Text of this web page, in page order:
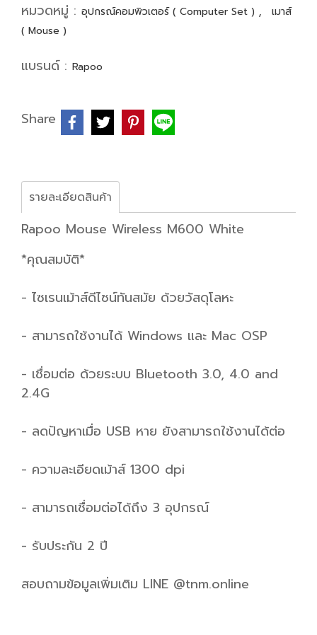
หมวดหมู่ : อุปกรณ์คอมพิวเตอร์ ( Computer Set ) ,
เมาส์
( Mouse )
แบรนด์ : Rapoo
Share
รายละเอียดสินค้า
Rapoo Mouse Wireless M600 White
*คุณสมบัติ*
- ไซเรนเม้าส์ดีไซน์ทันสมัย ด้วยวัสดุโลหะ
- สามารถใช้งานได้ Windows และ Mac OSP
- เชื่อมต่อ ด้วยระบบ Bluetooth 3.0, 4.0 and
2.4G
- ลดปัญหาเมื่อ USB หาย ยังสามารถใช้งานได้ต่อ
- ความละเอียดเม้าส์ 1300 dpi
- สามารถเชื่อมต่อได้ถึง 3 อุปกรณ์
- รับประกัน 2 ปี
สอบถามข้อมูลเพิ่มเติม LINE @tnm.online